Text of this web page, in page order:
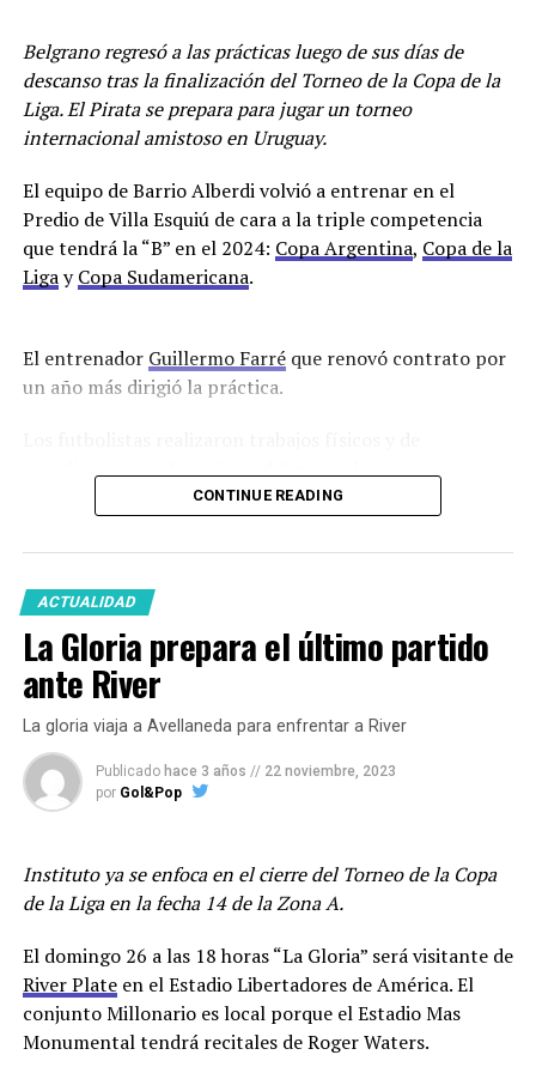
En caso de que no llegue su lugar lo ocupará Alvaro
Maslovski.
Racing se encuentra en la décimotercera posición con
22 puntos.
En cuanto al mercado de pases que ya abrió el pasado
sábado, está próximamente a llegar un delantero
proveniente de Sarmiento de Junín, Lautaro Cerato de
23 años, que solamente jugó 24 minutos y su pase
Para el partido ante el puntero el club comunicó a los
socios que deberán tener la cuota de junio paga para
Por Lisandro Uribe Echevarria
Facebook
Twitter
WhatsApp
Messenger
GmailShare
Belgrano regresó a las prácticas luego de sus días de
descanso tras la finalización del Torneo de la Copa de la
Liga. El Pirata se prepara para jugar un torneo
internacional amistoso en Uruguay.
El equipo de Barrio Alberdi volvió a entrenar en el
Predio de Villa Esquiú de cara a la triple competencia
que tendrá la “B” en el 2024: Copa Argentina, Copa de la
LigayCopa Sudamericana.
El entrenador Guillermo Farréque renovó contrato por
un año más dirigió la práctica.
Los ausentes que finalizaron sus contratos fueron
Francisco Oliver, Lucas Diarte, Andrés Amaya, Diego
el club.
En cuanto a posibles refuerzos suenan Francisco
González Metilli e Iván Gómez de Estudiantes de La
Plata a quien le hicieron una oferta y fue rechazada por
el club pincharrata.
por el jugador de 26 años que jugó en Newells donde
disputó 42 partidos, marcó dos goles y dió dos
Además, el club de Barrio Alberdi oficializó la
continuidad de Franco Jara. El delantero de 35 años
continuará al menos hasta diciembre de 2024.
Los jugadores entrenarán este viernes en doble turno y
trabajarán en Villa Esquiú hasta el sábado 30 inclusive
cuando serán licenciados hasta después de las fiestas de
CONTINUE READING
ACTUALIDAD
La Gloria prepara el último partido
ante River
La gloria viaja a Avellaneda para enfrentar a River
Publicado hace 3 años // 22 noviembre, 2023
por Gol&Pop
Instituto ya se enfoca en el cierre del Torneo de la Copa
de la Liga en la fecha 14 de la Zona A.
El domingo 26 a las 18 horas “La Gloria” será visitante de
River Plateen el Estadio Libertadores de América. El
conjunto Millonario es local porque el Estadio Mas
Monumental tendrá recitales de Roger Waters.